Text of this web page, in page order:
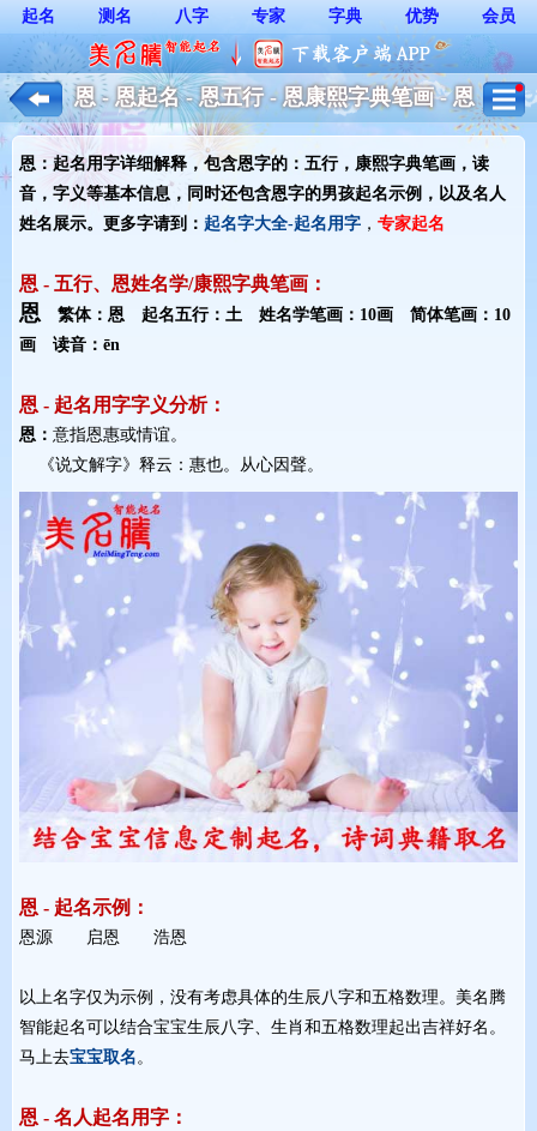
起名 测名 八字 专家 字典 优势 会员
恩 - 恩起名 - 恩五行 - 恩康熙字典笔画 - 恩
起名用字解释 - 男孩起名
恩：起名用字详细解释，包含恩字的：五行，康熙字典笔画，读
音，字义等基本信息，同时还包含恩字的男孩起名示例，以及名人
姓名展示。更多字请到： 起名字大全-起名用字 ， 专家起名
恩 - 五行、恩姓名学/康熙字典笔画：
恩 繁体：恩 起名五行：土 姓名学笔画：10画 简体笔画：10
画 读音：ēn
恩 - 起名用字字义分析：
恩： 意指恩惠或情谊。
《说文解字》释云：惠也。从心因聲。
恩 - 起名示例：
恩源 启恩 浩恩
以上名字仅为示例，没有考虑具体的生辰八字和五格数理。美名腾
智能起名可以结合宝宝生辰八字、生肖和五格数理起出吉祥好名。
马上去宝宝取名。
恩 - 名人起名用字：